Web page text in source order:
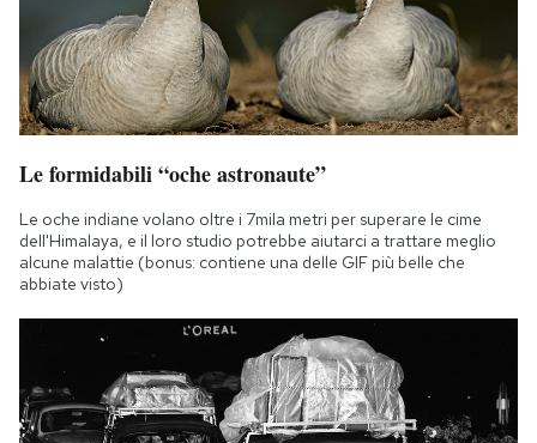
CALENDARIO
AREA PERSONALE
Newsletter
Notifiche mobile
Regala il Post
Hai bisogno di aiuto?
Le formidabili “oche astronaute”
Le oche indiane volano oltre i 7mila metri per superare le cime
dell'Himalaya, e il loro studio potrebbe aiutarci a trattare meglio
alcune malattie (bonus: contiene una delle GIF più belle che
abbiate visto)